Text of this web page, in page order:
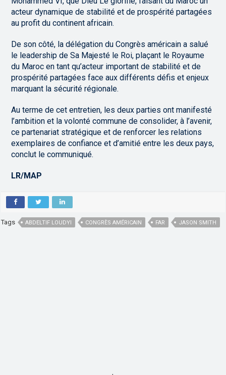
acteur dynamique de stabilité et de prospérité partagées
au profit du continent africain.
De son côté, la délégation du Congrès américain a salué
le leadership de Sa Majesté le Roi, plaçant le Royaume
du Maroc en tant qu’acteur important de stabilité et de
prospérité partagées face aux différents défis et enjeux
marquant la sécurité régionale.
Au terme de cet entretien, les deux parties ont manifesté
l’ambition et la volonté commune de consolider, à l’avenir,
ce partenariat stratégique et de renforcer les relations
exemplaires de confiance et d’amitié entre les deux pays,
conclut le communiqué.
LR/MAP
Tags ABDELTIF LOUDYI CONGRÈS AMÉRICAIN FAR JASON SMITH
,